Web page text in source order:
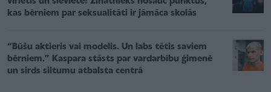
kas bērniem par seksualitāti ir jāmāca skolās
“Būšu aktieris vai modelis. Un labs tētis saviem
bērniem.” Kaspara stāsts par vardarbību ģimenē
un sirds siltumu atbalsta centrā